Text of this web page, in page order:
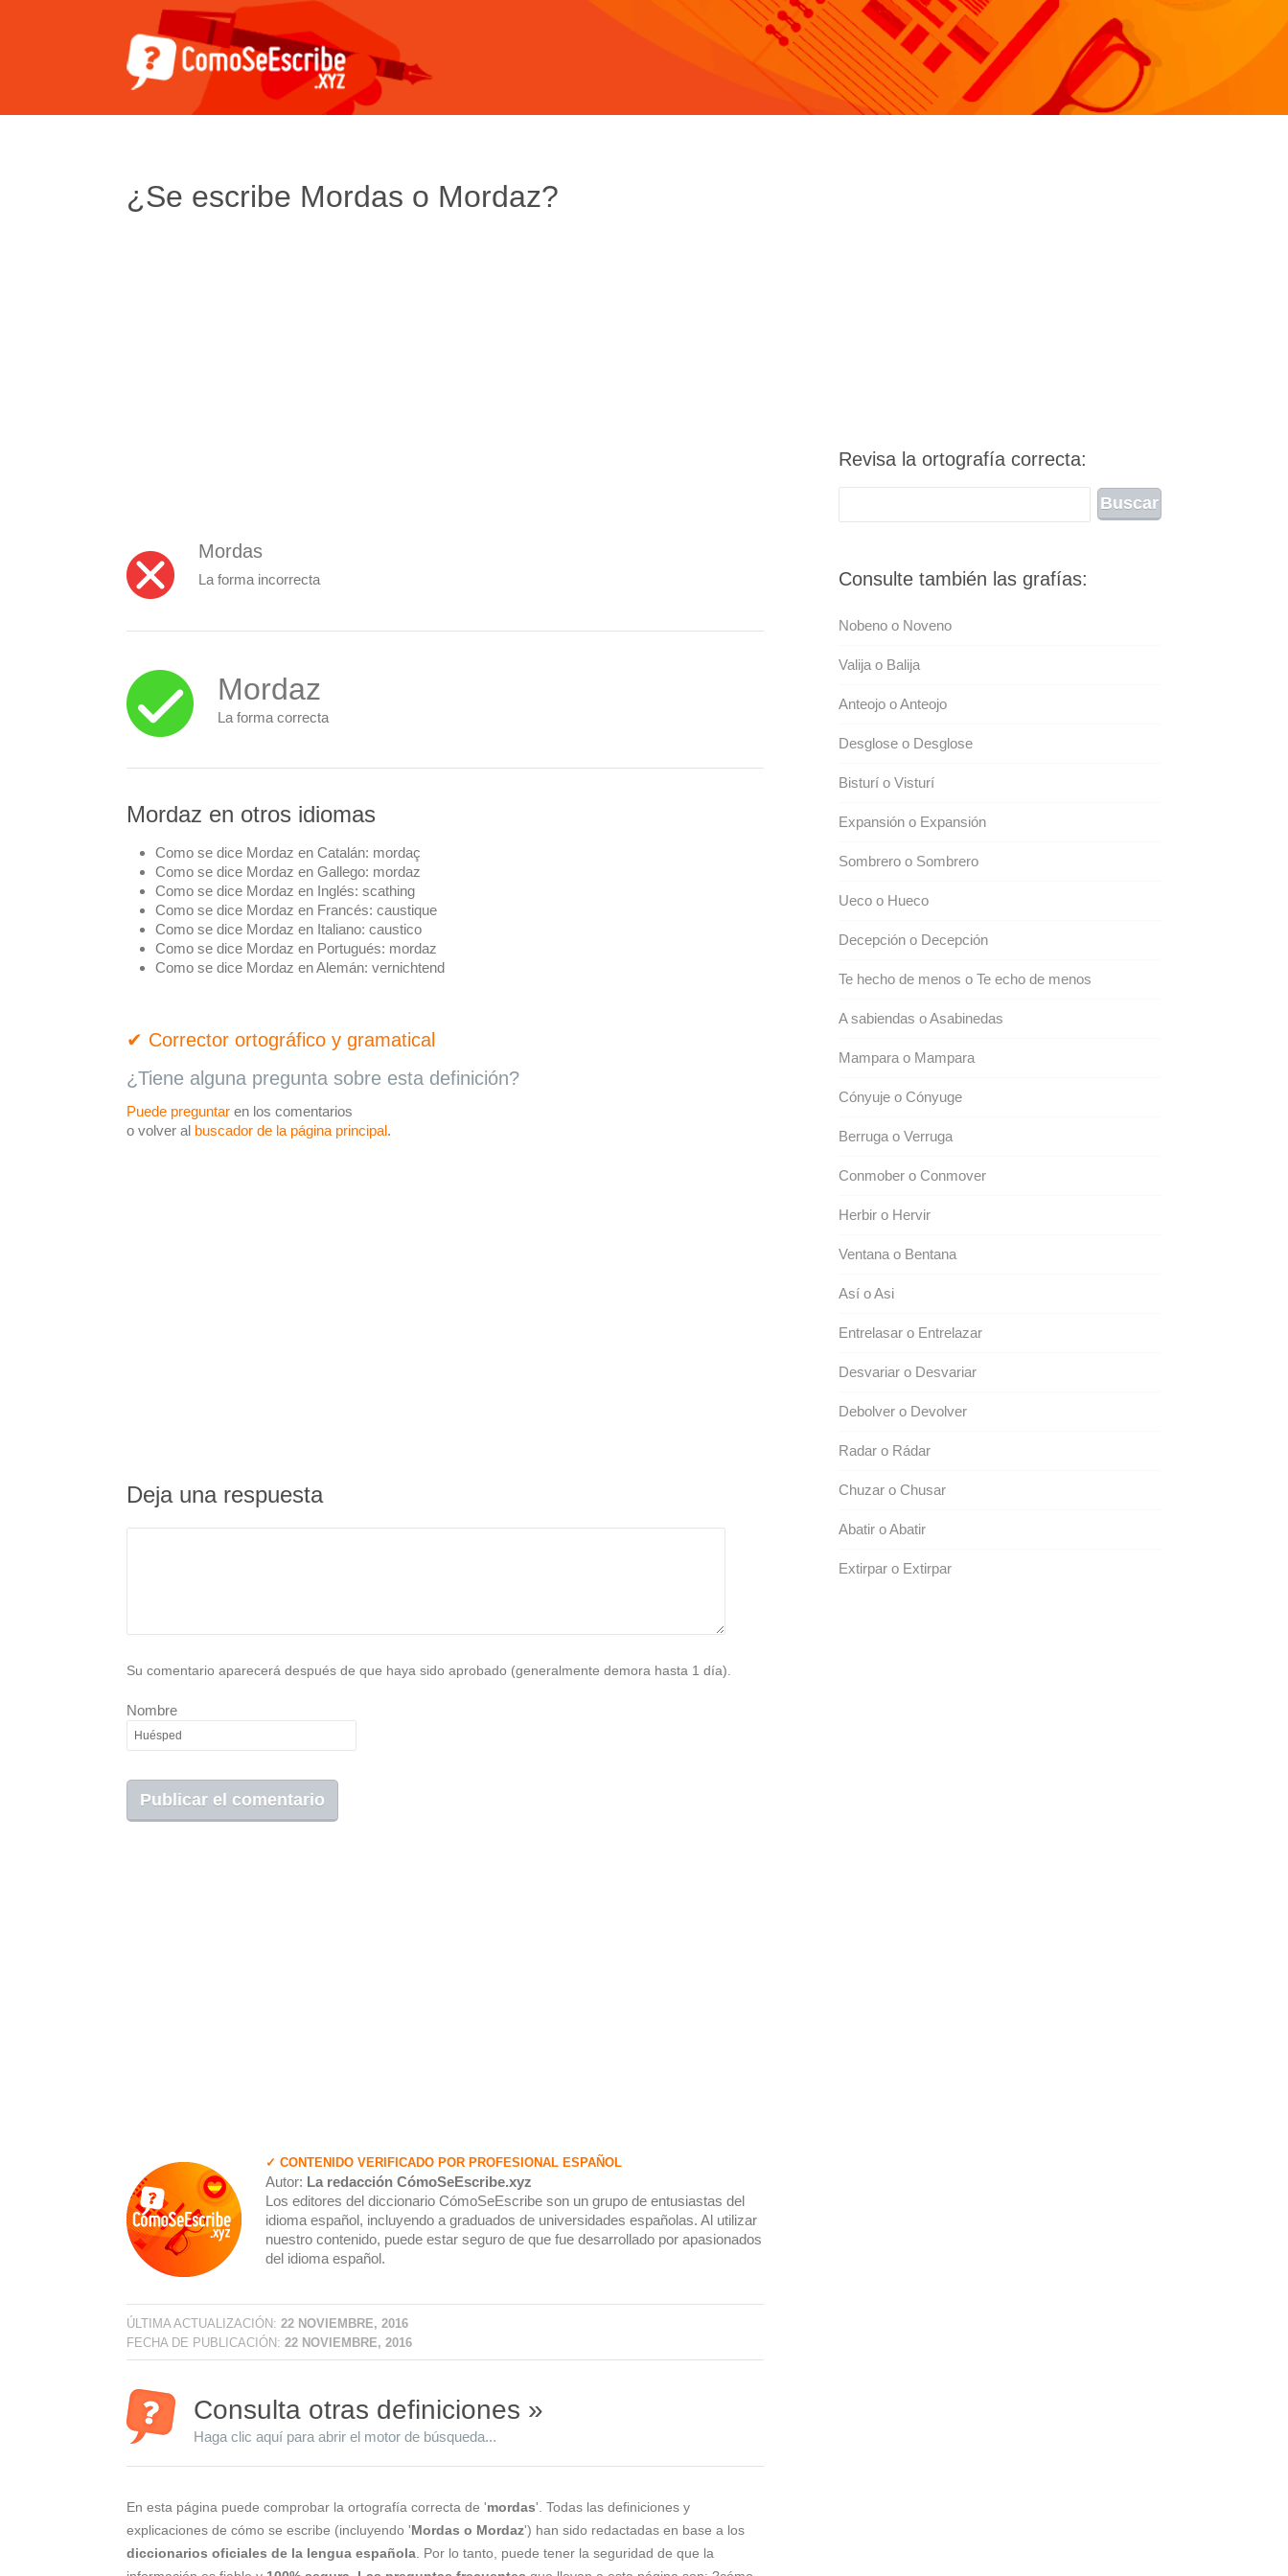
¿Se escribe Mordas o Mordaz?
Mordas
La forma incorrecta
Mordaz
La forma correcta
Mordaz en otros idiomas
Como se dice Mordaz en Catalán: mordaç
Como se dice Mordaz en Gallego: mordaz
Como se dice Mordaz en Inglés: scathing
Como se dice Mordaz en Francés: caustique
Como se dice Mordaz en Italiano: caustico
Como se dice Mordaz en Portugués: mordaz
Como se dice Mordaz en Alemán: vernichtend
✔ Corrector ortográfico y gramatical
¿Tiene alguna pregunta sobre esta definición?
Puede preguntar en los comentarios
o volver al buscador de la página principal.
Deja una respuesta
Su comentario aparecerá después de que haya sido aprobado (generalmente demora hasta 1 día).
Nombre
✓ CONTENIDO VERIFICADO POR PROFESIONAL ESPAÑOL
Autor: La redacción CómoSeEscribe.xyz
Los editores del diccionario CómoSeEscribe son un grupo de entusiastas del
idioma español, incluyendo a graduados de universidades españolas. Al utilizar
nuestro contenido, puede estar seguro de que fue desarrollado por apasionados
del idioma español.
ÚLTIMA ACTUALIZACIÓN: 22 NOVIEMBRE, 2016
FECHA DE PUBLICACIÓN: 22 NOVIEMBRE, 2016
Consulta otras definiciones »
Haga clic aquí para abrir el motor de búsqueda...
En esta página puede comprobar la ortografía correcta de 'mordas'. Todas las definiciones y
explicaciones de cómo se escribe (incluyendo 'Mordas o Mordaz') han sido redactadas en base a los
diccionarios oficiales de la lengua española . Por lo tanto, puede tener la seguridad de que la
Revisa la ortografía correcta:
Consulte también las grafías:
Nobeno o Noveno
Valija o Balija
Anteojo o Anteojo
Desglose o Desglose
Bisturí o Visturí
Expansión o Expansión
Sombrero o Sombrero
Ueco o Hueco
Decepción o Decepción
Te hecho de menos o Te echo de menos
A sabiendas o Asabinedas
Mampara o Mampara
Cónyuje o Cónyuge
Berruga o Verruga
Conmober o Conmover
Herbir o Hervir
Ventana o Bentana
Así o Asi
Entrelasar o Entrelazar
Desvariar o Desvariar
Debolver o Devolver
Radar o Rádar
Chuzar o Chusar
Abatir o Abatir
Extirpar o Extirpar